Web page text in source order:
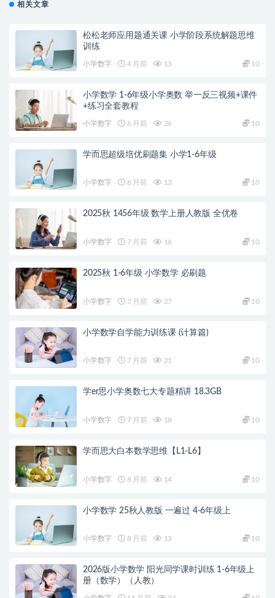
相关文章
松松老师应用题通关课 小学阶段系统解题思维
训练
小学数字 4 月前 13 10
小学数学 1-6年级小学奥数 举一反三视频+课件
+练习全套教程
小学数字 6 月前 26 10
学而思超级培优刷题集 小学1-6年级
小学数字 6 月前 13 10
2025秋 1456年级 数学上册人教版 全优卷
小学数字 7 月前 16 10
2025秋 1-6年级 小学数学 必刷题
小学数字 7 月前 27 10
小学数学自学能力训练课 (计算篇)
小学数字 7 月前 21 10
学er思小学奥数七大专题精讲 18.3GB
小学数字 7 月前 18 10
学而思大白本数学思维【L1-L6】
小学数字 8 月前 14 10
小学数学 25秋人教版 一遍过 4-6年级上
小学数字 8 月前 13 10
2026版小学数学 阳光同学课时训练 1-6年级上
册（数学）（人教）